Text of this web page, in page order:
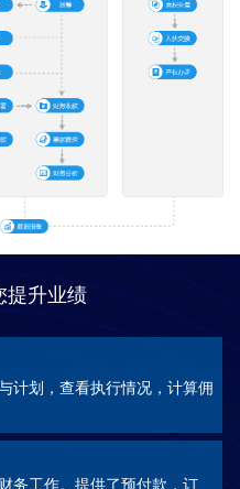
提升业绩
计划，查看执行情况，计算佣
务工作。提供了预付款，订